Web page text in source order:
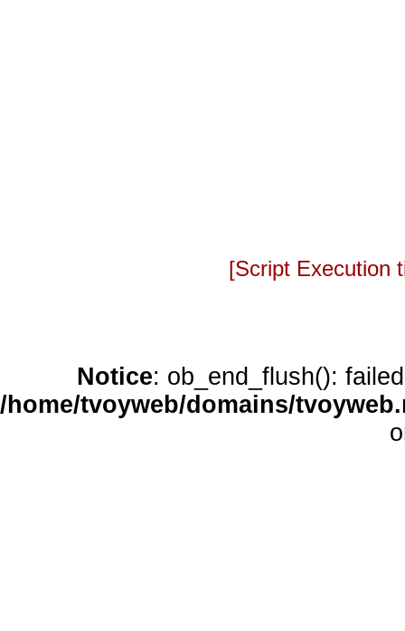
[Script
Notice: ob_end_flush():
/home/tvoyweb/domains/